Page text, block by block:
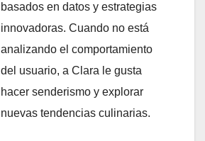
basados en datos y estrategias
innovadoras. Cuando no está
analizando el comportamiento
del usuario, a Clara le gusta
hacer senderismo y explorar
nuevas tendencias culinarias.